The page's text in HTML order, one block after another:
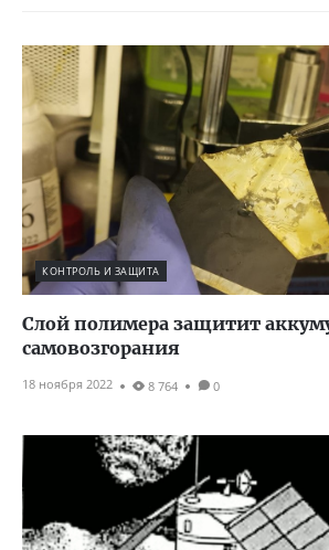
КОНТРОЛЬ И ЗАЩИТА
Слой полимера защитит
самовозгорания
18 ноября 2022 8 764 0